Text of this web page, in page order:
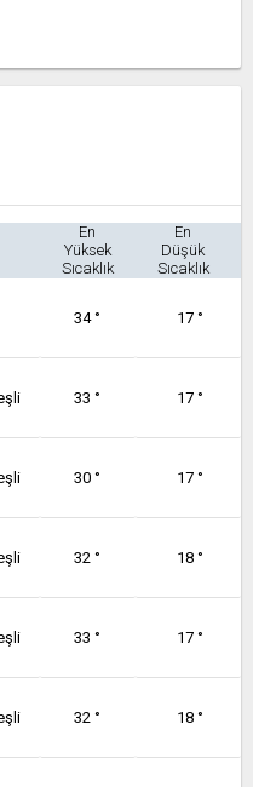
En
Yüksek
Sıcaklık
En
Düşük
Sıcaklık
34 ° 17 °
33 ° 17 °
30 ° 17 °
32 ° 18 °
33 ° 17 °
32 ° 18 °